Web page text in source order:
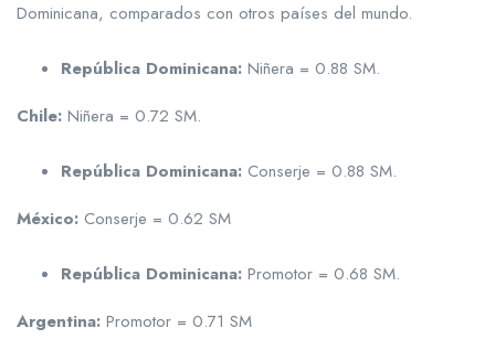
Dominicana, comparados con otros países del mundo.
República Dominicana: Niñera = 0.88 SM.
Chile: Niñera = 0.72 SM.
República Dominicana: Conserje = 0.88 SM.
México: Conserje = 0.62 SM
República Dominicana: Promotor = 0.68 SM.
Argentina: Promotor = 0.71 SM